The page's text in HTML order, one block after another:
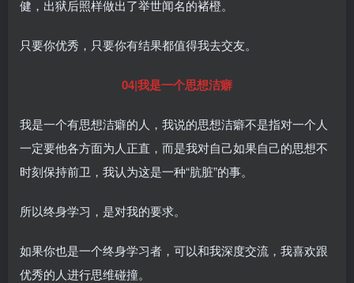
健，出狱后照样做出了举世闻名的褚橙。
只要你优秀，只要你有结果都值得我去交友。
04|我是一个思想洁癖
我是一个有思想洁癖的人，我说的思想洁癖不是指对一个人
一定要他各方面为人正直，而是我对自己如果自己的思想不
时刻保持前卫，我认为这是一种“肮脏”的事。
所以终身学习，是对我的要求。
如果你也是一个终身学习者，可以和我深度交流，我喜欢跟
优秀的人进行思维碰撞。